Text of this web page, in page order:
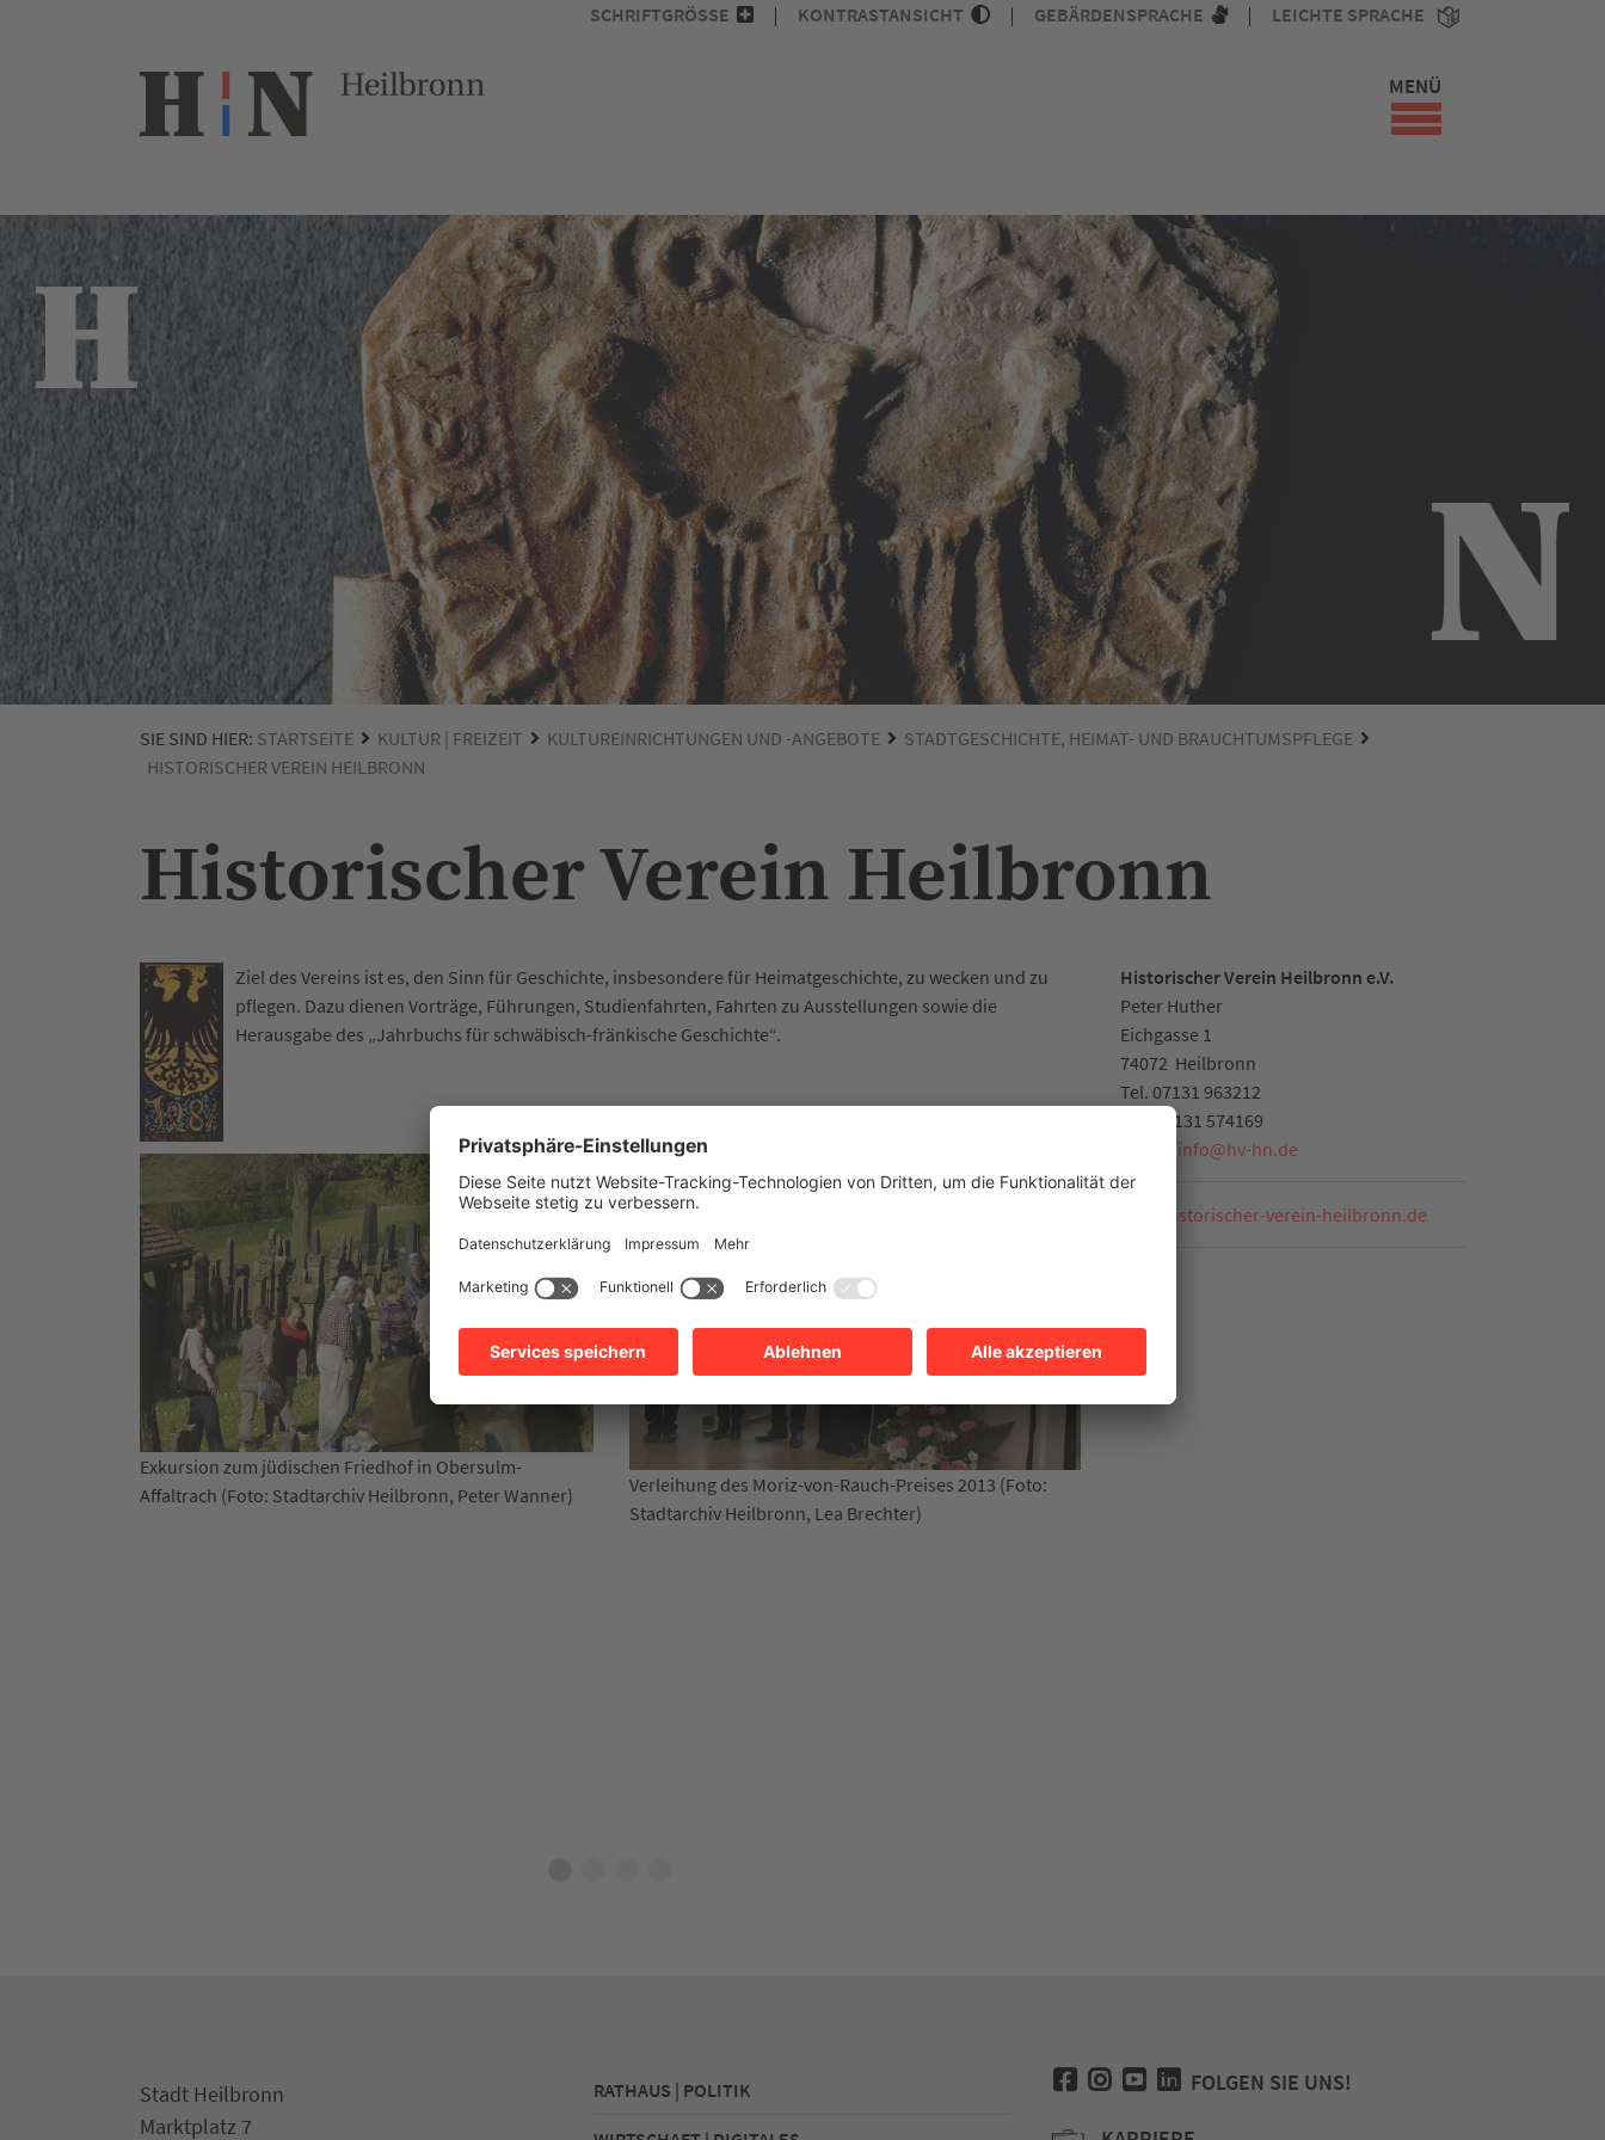
SCHRIFTGRÖSSE KONTRASTANSICHT GEBÄRDENSPRACHE LEICHTE SPRACHE
MENÜ
SIE SIND HIER: STARTSEITE KULTUR | FREIZEIT KULTUREINRICHTUNGEN UND -ANGEBOTE
STADTGESCHICHTE, HEIMAT- UND BRAUCHTUMSPFLEGE
HISTORISCHER VEREIN HEILBRONN
Historischer Verein Heilbronn
Ziel des Vereins ist es, den Sinn für Geschichte, insbesondere für Heimatgeschichte, zu wecken und zu
pflegen. Dazu dienen Vorträge, Führungen, Studienfahrten, Fahrten zu Ausstellungen sowie die
Herausgabe des „Jahrbuchs für schwäbisch-fränkische Geschichte“.
in Obersulm-
Peter Wanner)
Verleihung des Moriz-von-Rauch-Preises 2013 (Foto:
Stadtarchiv Heilbronn, Lea Brechter)
Älteste bekannte Ansicht der Stadt Heilbronn von
1554/57 (Foto: Stadtarchiv Heilbronn E005-533)
Historischer Verein Heilbronn e.V.
Peter Huther
Eichgasse 1
74072 Heilbronn
Tel. 07131 963212
07131 574169
info@hv-hn.de
www.historischer-verein-heilbronn.de
Stadt Heilbronn
Marktplatz 7
RATHAUS | POLITIK FOLGEN SIE UNS!